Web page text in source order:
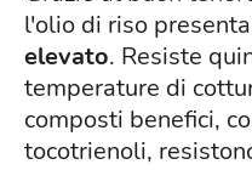
l'olio di riso
elevato. Resiste
temperature di
composti benefici,
tocotrienoli,